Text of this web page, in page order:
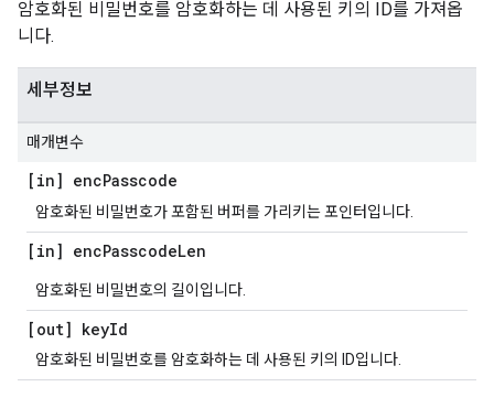
암호화된 비밀번호를 암호화하는 데 사용된 키의 ID를 가져옵
니다.
세부정보
매개변수
[in] encPasscode
암호화된 비밀번호가 포함된 버퍼를 가리키는 포인터입니다.
[in] encPasscodeLen
암호화된 비밀번호의 길이입니다.
[out] keyId
암호화된 비밀번호를 암호화하는 데 사용된 키의 ID입니다.